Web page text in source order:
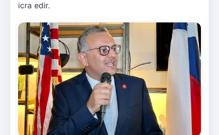
icra edir.